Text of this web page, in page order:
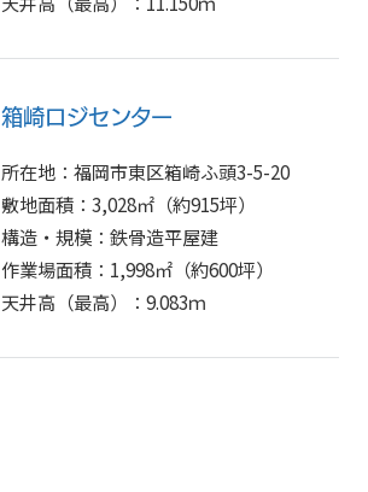
箱崎ロジセンター
所在地：福岡市東区箱崎ふ頭3-5-20
敷地⾯積：3,028㎡（約915坪）
構造・規模：鉄⾻造平屋建
作業場⾯積：1,998㎡（約600坪）
天井⾼（最⾼）：9.083ｍ